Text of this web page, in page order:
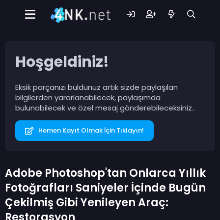
Hoşgeldiniz!
Eksik parçanızı buldunuz artık sizde paylaşılan
bilgilerden yararlanabilecek, paylaşımda
bulunabilecek ve özel mesaj gönderebileceksiniz..
Hemen Kayıt Olmak İçin Tıklayın!
Adobe Photoshop'tan Onlarca Yıllık
Fotoğrafları Saniyeler İçinde Bugün
Çekilmiş Gibi Yenileyen Araç: